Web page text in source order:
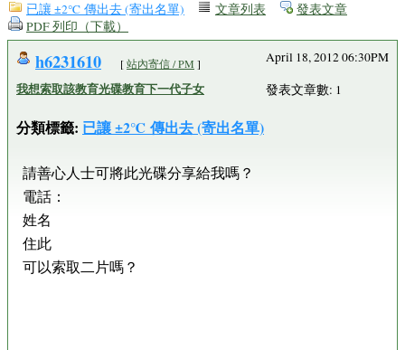
已讓 ±2℃ 傳出去 (寄出名單) 文章列表
發表文章
PDF 列印（下載）
h6231610 [站內寄信 / PM ]
我想索取該教育光碟教育下一代子女
分類標籤: 已讓 ±2℃ 傳出去 (寄出名單)
April 18, 2012 06:30PM
發表文章數: 1
請善心人士可將此光碟分享給我嗎？
電話：
姓名
住此
可以索取二片嗎？